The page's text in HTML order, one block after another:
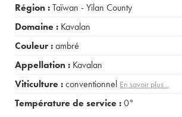
Région :Taïwan - Yilan County
Domaine : Kavalan
Couleur :ambré
Appellation : Kavalan
Viticulture :conventionnel En savoir plus...
Température de service :0°